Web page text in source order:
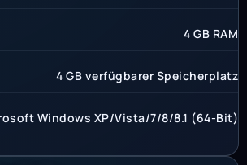
4 GB RAM
4 GB verfügbarer Speicherplatz
Windows XP/Vista/7/8/8.1 (64-Bit)